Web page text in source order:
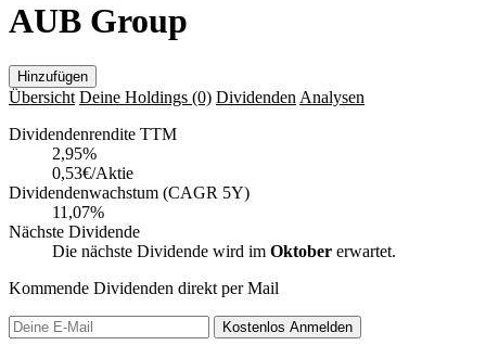
AUB Group
Hinzufügen
Übersicht Deine Holdings (0) Dividenden Analysen
Dividendenrendite TTM
2,95%
0,53€/Aktie
Dividendenwachstum (CAGR 5Y)
11,07%
Nächste Dividende
Die nächste Dividende wird im Oktober erwartet.
Kommende Dividenden direkt per Mail
Kostenlos Anmelden